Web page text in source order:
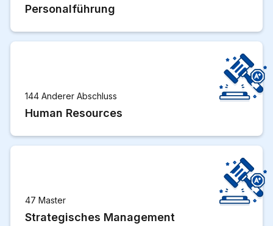
Personalführung
144 Anderer Abschluss
Human Resources
47 Master
Strategisches Management